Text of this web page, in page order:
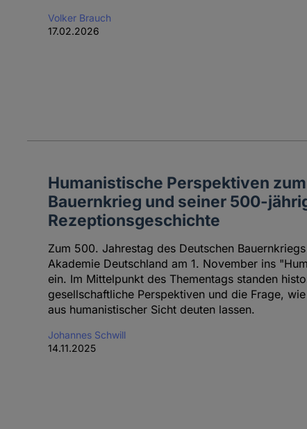
Volker Brauch
17.02.2026
Humanistische Perspektiven
Bauernkrieg und seiner 500-
Rezeptionsgeschichte
Zum 500. Jahrestag des Deutschen
Akademie Deutschland am 1. November ins
ein. Im Mittelpunkt des Thementags standen
gesellschaftliche Perspektiven und die Frage,
aus humanistischer Sicht deuten lassen.
Johannes Schwill
14.11.2025